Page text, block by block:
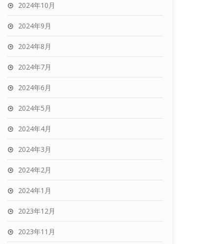
2024年10月
2024年9月
2024年8月
2024年7月
2024年6月
2024年5月
2024年4月
2024年3月
2024年2月
2024年1月
2023年12月
2023年11月